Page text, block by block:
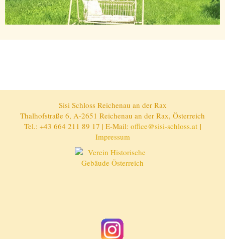
Sisi Schloss Reichenau an der Rax
Thalhofstraße 6, A-2651 Reichenau an der Rax, Österreich
Tel.: +43 664 211 89 17 | E-Mail: office@sisi-schloss.at|
Impressum